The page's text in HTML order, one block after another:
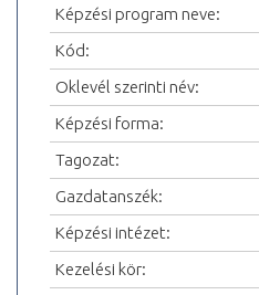
Képzési program neve:
Kód:
Oklevél szerinti név:
Képzési forma:
Tagozat:
Gazdatanszék:
Képzési intézet:
Kezelési kör: